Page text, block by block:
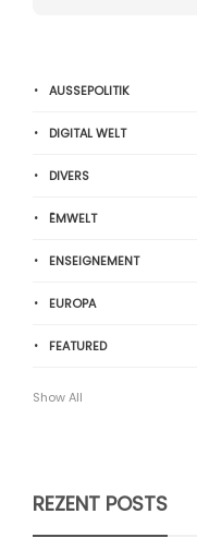
AUSSEPOLITIK
DIGITAL WELT
DIVERS
ËMWELT
ENSEIGNEMENT
EUROPA
FEATURED
Show All
REZENT POSTS